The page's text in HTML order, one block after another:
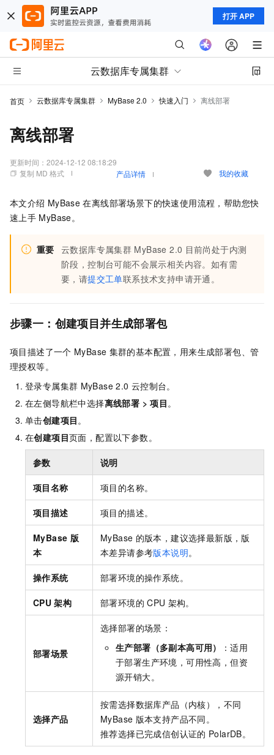
打开 APP
云数据库专属集群
首页 云数据库专属集群 MyBase 2.0 快速入门 离线部署
离线部署
更新时间： 2024-12-12 08:18:29
复制 MD 格式
产品详情 我的收藏
本文介绍 MyBase 在离线部署场景下的快速使用流程，帮助您快
速上手 MyBase。
重要 云数据库专属集群 MyBase 2.0 目前尚处于内测
阶段，控制台可能不会展示相关内容。如有需
要，请提交工单联系技术支持申请开通。
步骤一：创建项目并生成部署包
项目描述了一个 MyBase 集群的基本配置，用来生成部署包、管
理授权等。
登录专属集群 MyBase 2.0 云控制台。
在左侧导航栏中选择离线部署 >项目。
单击创建项目。
在创建项目页面，配置以下参数。
参数 说明
项目名称 项目的名称。
项目描述 项目的描述。
MyBase 版
本
MyBase 的版本，建议选择最新版，版
本差异请参考版本说明。
操作系统 部署环境的操作系统。
CPU 架构 部署环境的 CPU 架构。
部署场景
选择部署的场景：
生产部署（多副本高可用）
：适用
于部署生产环境，可用性高，但资
源开销大。
选择产品
按需选择数据库产品（内核），不同
MyBase 版本支持产品不同。
推荐选择已完成信创认证的 PolarDB。